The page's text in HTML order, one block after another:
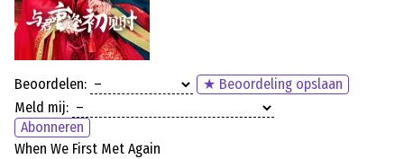
Beoordelen:
★ Beoordeling opslaan
Meld mij:
Abonneren
When We First Met Again